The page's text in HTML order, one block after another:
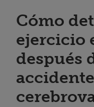
Cómo
ejercicio
después
accidente